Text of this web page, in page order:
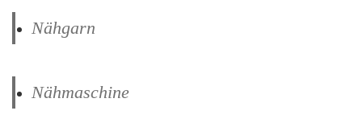
Nähgarn
Nähmaschine